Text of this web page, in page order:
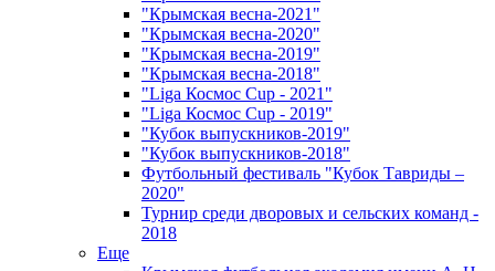
"Крымская весна-2021"
"Крымская весна-2020"
"Крымская весна-2019"
"Крымская весна-2018"
"Liga Космос Cup - 2021"
"Liga Космос Cup - 2019"
"Кубок выпускников-2019"
"Кубок выпускников-2018"
Футбольный фестиваль "Кубок Тавриды –
2020"
Турнир среди дворовых и сельских команд -
2018
Еще